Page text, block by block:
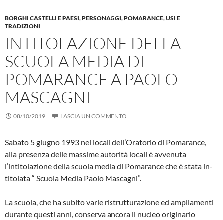
BORGHI CASTELLI E PAESI,PERSONAGGI,POMARANCE,USI E
TRADIZIONI
INTITOLAZIONE DELLA
SCUOLA MEDIA DI
POMARANCE A PAOLO
MASCAGNI
08/10/2019 LASCIA UN COMMENTO
Sabato 5 giugno 1993 nei locali dell’Oratorio di Pomarance,
alla presenza delle massi­me autorità locali è avvenuta
l’intitolazione della scuola media di Pomarance che è stata in­
titolata “ Scuola Media Paolo Mascagni”.
La scuola, che ha subito varie ristrutturazione ed ampliamenti
durante questi anni, conser­va ancora il nucleo originario